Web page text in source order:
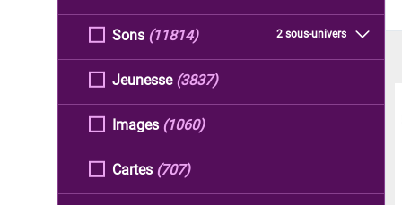
Sons 2 sous-univers
(11814)
Jeunesse (3837)
Images (1060)
Cartes (707)